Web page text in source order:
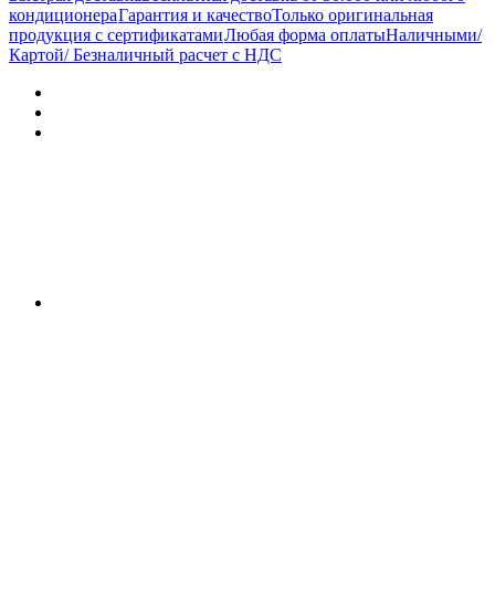
кондиционераГарантия и качествоТолько оригинальная
продукция с сертификатамиЛюбая форма оплатыНаличными/
Картой/ Безналичный расчет с НДС